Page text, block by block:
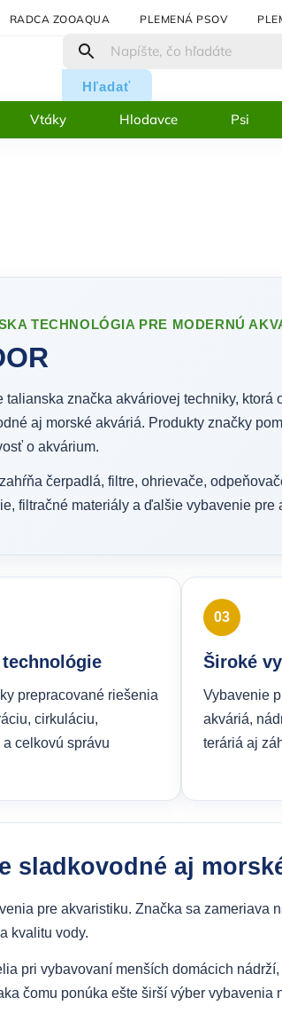
RADCA ZOOAQUA PLEMENÁ PSOV
Hľadať
Vtáky Hlodavce Psi
TECHNOLÓGIA PRE MODERNÚ
talianska značka akváriovej techniky,
aj morské akváriá. Produkty značky
o akvárium.
čerpadlá, filtre, ohrievače,
filtračné materiály a ďalšie vybavenie
prepracované riešenia
cirkuláciu,
celkovú správu
03
Široké
Vybavenie
akváriá,
teráriá aj
sladkovodné aj
pre akvaristiku. Značka sa
kvalitu vody.
pri vybavovaní menších domácich
čomu ponúka ešte širší výber vybavenia